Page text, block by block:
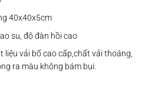
tại
là:
79.000 ₫.
40x40x5cm
su, độ đàn hồi cao
liệu vải bố cao cấp,chất vải thoáng,
ra màu không bám bụi.